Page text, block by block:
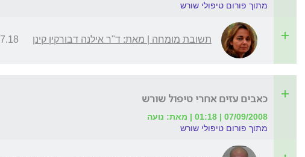
מתוך פורום טיפולי שורש
תשובת מומחה | מאת: ד"ר אילנה דבורקין קינן | 16:47
כאבים עזים אחרי טיפול שורש
07/09/2008 | 01:18 | מאת: נועה
מתוך פורום טיפולי שורש